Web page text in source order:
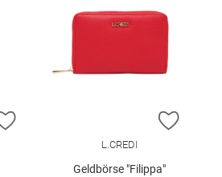
ZUR WUNSCHLISTE HINZUFÜGEN
ZUR
L.CREDI
Geldbörse "Filippa"